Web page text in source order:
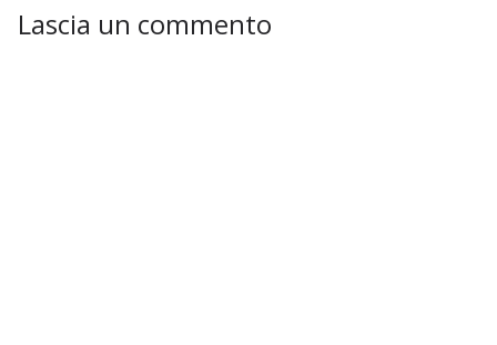
Lascia un commento